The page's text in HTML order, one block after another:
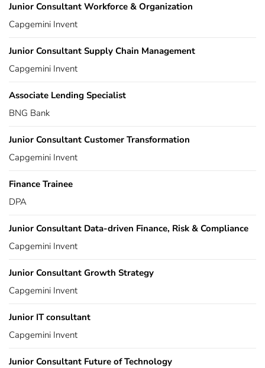
Junior Consultant Workforce & Organization
Capgemini Invent
Junior Consultant Supply Chain Management
Capgemini Invent
Associate Lending Specialist
BNG Bank
Junior Consultant Customer Transformation
Capgemini Invent
Finance Trainee
DPA
Junior Consultant Data-driven Finance, Risk & Compliance
Capgemini Invent
Junior Consultant Growth Strategy
Capgemini Invent
Junior IT consultant
Capgemini Invent
Junior Consultant Future of Technology